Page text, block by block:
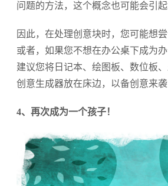
问题的方法，这个概念也可能会引起
因此，在处理创意块时，您可能想尝
或者，如果您不想在办公桌下成为
建议您将日记本、绘图板、数位板
创意生成器放在床边，以备创意来袭
4、再次成为一个孩子！